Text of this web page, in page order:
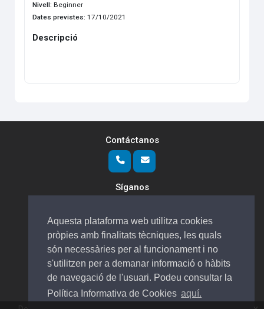
Aquesta plataforma web utilitza cookies
pròpies amb finalitats tècniques, les quals
són necessàries per al funcionament i no
s'utilitzen per a demanar informació o hàbits
de navegació de l'usuari. Podeu consultar la
Política Informativa de Cookies aquí.
Nivell:Beginner
Dates previstes:17/10/2021
Descripció
Contáctanos
Síganos
Usted no se ha identificado. (Acceder)
Políticas
Cambiar al tema estándar